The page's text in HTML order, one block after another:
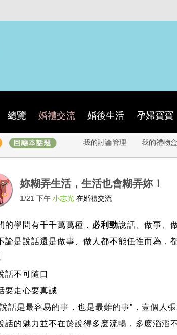
總覽 婚禮交流 婚後生活 孕婦寶寶
我的討論管理 我的禮物盒
妳糊弄生活，生活也會糊弄妳！
1/21 下午小志光在婚禮交流
的學問有千千萬萬種， 必利勁說話、做事、
說話還是做事、做人都不能任性而為，
不可隨口
走心要真誠
是最容易的事，也是最難的事”，壹個人張
魅力並不在於說得多麽流暢，多麽滔滔不